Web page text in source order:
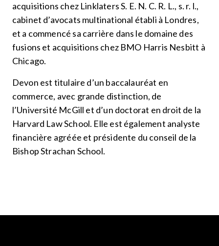
acquisitions chez Linklaters S. E. N. C. R. L., s. r. l.,
cabinet d’avocats multinational établi à Londres,
et a commencé sa carrière dans le domaine des
fusions et acquisitions chez BMO Harris Nesbitt à
Chicago.
Devon est titulaire d’un baccalauréat en
commerce, avec grande distinction, de
l’Université McGill et d’un doctorat en droit de la
Harvard Law School. Elle est également analyste
financière agréée et présidente du conseil de la
Bishop Strachan School.